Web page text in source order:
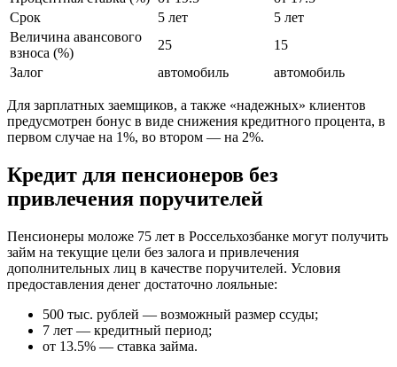
Срок
5 лет
5 лет
Величина авансового
взноса (%)
25
15
Залог
автомобиль автомобиль
Для зарплатных заемщиков, а также «надежных» клиентов
предусмотрен бонус в виде снижения кредитного процента, в
первом случае на 1%, во втором — на 2%.
Кредит для пенсионеров без
привлечения поручителей
Пенсионеры моложе 75 лет в Россельхозбанке могут получить
займ на текущие цели без залога и привлечения
дополнительных лиц в качестве поручителей. Условия
предоставления денег достаточно лояльные:
500 тыс. рублей — возможный размер ссуды;
7 лет — кредитный период;
от 13.5% — ставка займа.